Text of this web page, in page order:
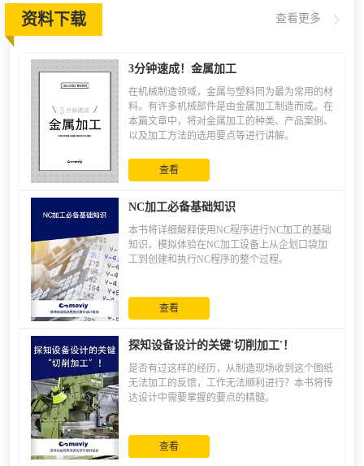
资料下载 查看更多
3分钟速成！金属加工
在机械制造领域，金属与塑料同为最为常用的材
料。有许多机械部件是由金属加工制造而成。在
本篇文章中，将对金属加工的种类、产品案例、
以及加工方法的选用要点等进行讲解。
查看
NC加工必备基础知识
本书将详细解释使用NC程序进行NC加工的基础
知识，模拟体验在NC加工设备上从企划口袋加
工到创建和执行NC程序的整个过程。
查看
探知设备设计的关键'切削加工'！
是否有过这样的经历，从制造现场收到这个图纸
无法加工的反馈，工作无法顺利进行？本书将传
达设计中需要掌握的要点的精髓。
查看